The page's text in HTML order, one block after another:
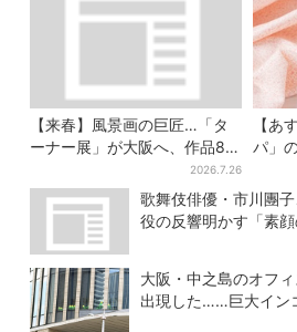
【来春】風景画の巨匠…「タ
ーナー展」が大阪へ、作品80
点以上がロンドンから集結2026.7.26
【あ
パ」
ご×
した
歌舞伎俳優・市川團
役の反響明かす「素
大阪・中之島のオフ
出現した……巨大イン